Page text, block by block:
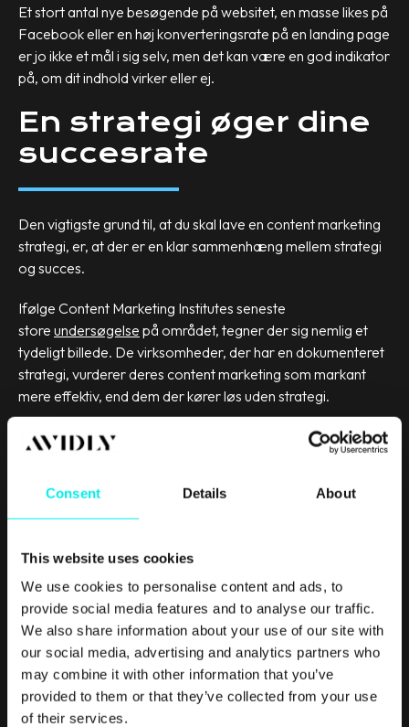
Consent Details About
This website uses cookies
We use cookies to personalise content and ads, to
provide social media features and to analyse our traffic.
We also share information about your use of our site with
our social media, advertising and analytics partners who
may combine it with other information that you’ve
provided to them or that they’ve collected from your use
of their services.
Et stort antal nye besøgende på websitet, en masse likes på
Facebook eller en høj konverteringsrate på en landing page
er jo ikke et mål i sig selv, men det kan være en god indikator
på, om dit indhold virker eller ej.
En strategi øger dine
succesrate
Den vigtigste grund til, at du skal lave en content marketing
strategi, er, at der er en klar sammenhæng mellem strategi
og succes.
Ifølge Content Marketing Institutes seneste
store undersøgelse på området, tegner der sig nemlig et
tydeligt billede. De virksomheder, der har en dokumenteret
strategi, vurderer deres content marketing som markant
mere effektiv, end dem der kører løs uden strategi.
Samtidig er det strategien og de definerede mål, du skal
støtte dig til, når indsatsen på et tidspunkt skal evalueres.
svært at svare på, om din content marketing har virket. Og
kan du ikke svare på det, bliver det nok ganske vanskeligt at
arbejdet.